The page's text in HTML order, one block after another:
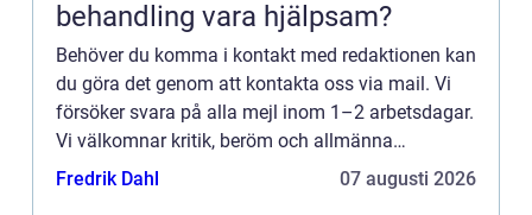
behandling vara hjälpsam?
Behöver du komma i kontakt med redaktionen kan
du göra det genom att kontakta oss via mail. Vi
försöker svara på alla mejl inom 1–2 arbetsdagar.
Vi välkomnar kritik, beröm och allmänna
kommentarer till innehållet på vår sida.
Fredrik Dahl 07 augusti 2026